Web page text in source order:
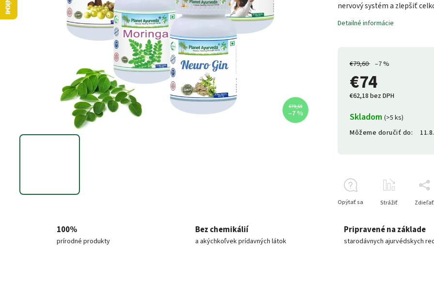
€79,60
–7 %
€79,60 –7 %
€74
€62,18 bez DPH
Skladom (>5 ks)
Môžeme doručiť do:
nervový systém a zlepšiť
Detailné informácie
Opýtať sa Strážiť Zdieľať
100%
prírodné produkty
Bez chemikálií
a akýchkoľvek prídavných látok
Pripravené na základe
starodávnych ajurvédskych